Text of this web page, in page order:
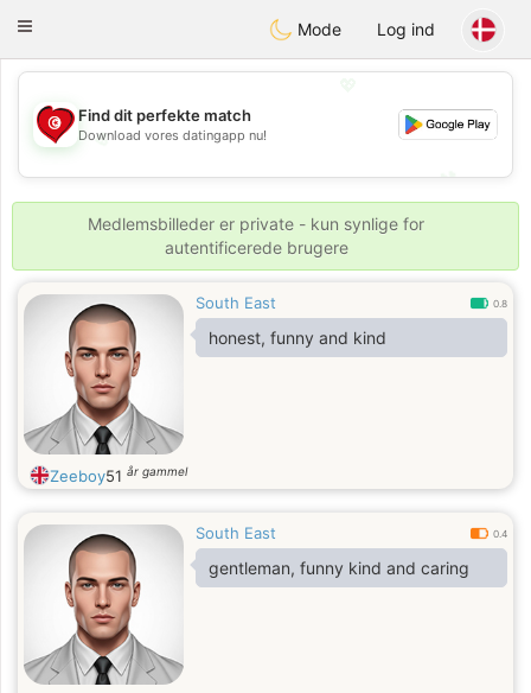
Tunisia Dating
Toggle
Mode Log ind
💖
💕
Find dit perfekte match
Download vores datingapp nu!
Medlemsbilleder er private - kun synlige for
autentificerede brugere
South East 0.8
honest, funny and kind
Zeeboy51 år gammel
South East 0.4
gentleman, funny kind and caring